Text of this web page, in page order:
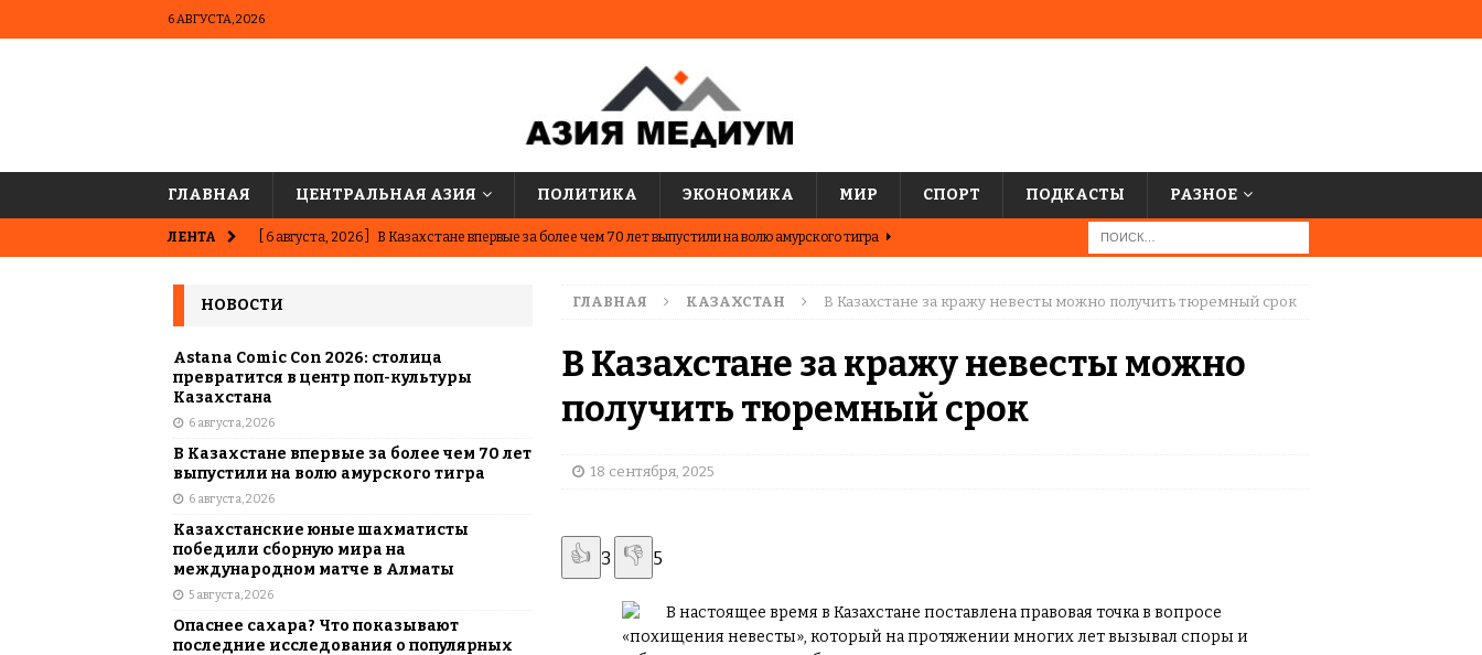
6 АВГУСТА, 2026
ГЛАВНАЯ ЦЕНТРАЛЬНАЯ АЗИЯ ПОЛИТИКА ЭКОНОМИКА МИР СПОРТ ПОДКАСТЫ РАЗНОЕ
ЛЕНТА [ 6 августа, 2026 ] В Казахстане впервые за более чем 70 лет выпустили на волю амурского тигра
[ 5 августа, 2026 ]
матче в Алматы
[ 31 июля, 2026 ] Опаснее сахара? Что показывают последние исследования о популярных
подсластителях
[ 31 июля, 2026 ] Астана vs Алматы: два города Казахстана. Где жить выгоднее?
АЗИЯ
[ 6 августа, 2026 ] Astana Comic Con 2026: столица превратится в центр поп-культуры Казахстана
КАЗАХСТАН
ГЛАВНАЯ КАЗАХСТАН В Казахстане за кражу невесты можно получить тюремный срок
В Казахстане за кражу невесты можно
получить тюремный срок
18 сентября, 2025
👍 3 👎 5
НОВОСТИ
Astana Comic Con 2026: столица
превратится в центр поп-культуры
Казахстана
6 августа, 2026
В Казахстане впервые за более чем 70 лет
выпустили на волю амурского тигра
6 августа, 2026
Казахстанские юные шахматисты
победили сборную мира на
международном матче в Алматы
5 августа, 2026
Опаснее сахара? Что показывают
последние исследования о популярных